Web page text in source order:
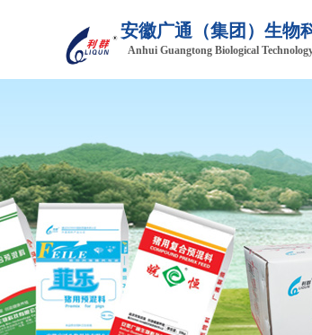
安徽广通（集团 ）生物
Anhui Guangtong Biological